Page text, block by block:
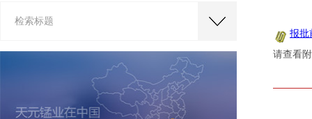
检索标题
报批
请查看